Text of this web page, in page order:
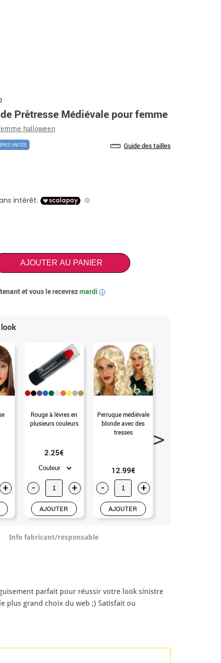
Prêtresse Médiévale pour femme
halloween
UNITÉS Guide des tailles
AJOUTER AU PANIER
et vous le recevrezmardi i
+
Rouge à lèvres en
plusieurs couleurs
2.25€
- +
AJOUTER
Perruque médiévale
blonde avec des
tresses
12.99€
- +
AJOUTER
Info fabricant/responsable
parfait pour réussir votre look sinistre
plus grand choix du web ;) Satisfait ou